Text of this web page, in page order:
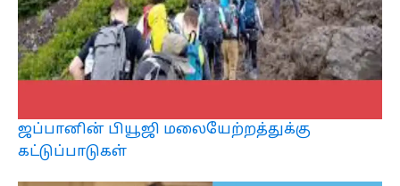
ஜப்பானின் பியூஜி மலையேற்றத்துக்கு
கட்டுப்பாடுகள்